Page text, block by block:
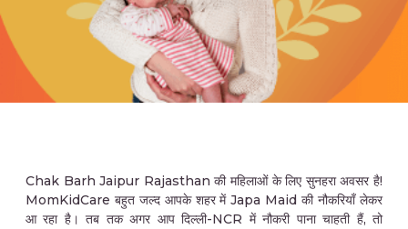
Chak Barh Jaipur Rajasthan की महिलाओं के लिए सुनहरा अवसर है!
MomKidCare बहुत जल्द आपके शहर में Japa Maid की नौकरियाँ लेकर
आ रहा है। तब तक अगर आप दिल्ली-NCR में नौकरी पाना चाहती हैं, तो